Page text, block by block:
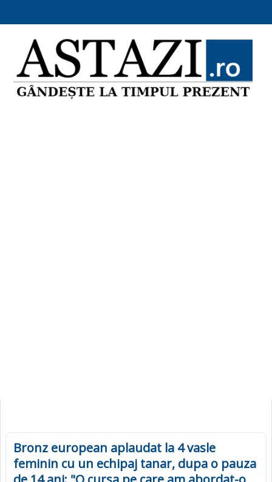
Bronz european aplaudat la 4 vasle
feminin cu un echipaj tanar, dupa o pauza